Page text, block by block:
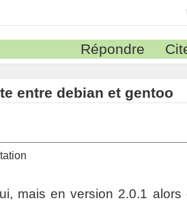
Répondre
entre debian et gentoo
mais en version 2.0.1